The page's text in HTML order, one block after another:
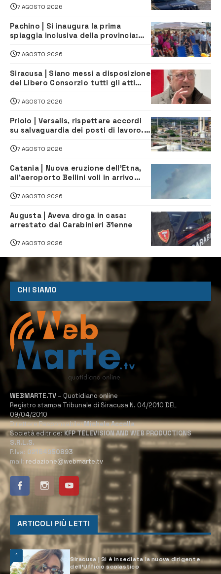
7 AGOSTO 2026
Pachino | Si inaugura la prima
spiaggia inclusiva della provincia:
tutti
7 AGOSTO 2026
Siracusa | Siano messi a disposizione
del Libero Consorzio tutti gli atti
7 AGOSTO 2026
Priolo | Versalis, rispettare accordi
su salvaguardia dei posti di lavoro. Il
7 AGOSTO 2026
Catania | Nuova eruzione dell’Etna,
all’aeroporto Bellini voli in arrivo
7 AGOSTO 2026
Augusta | Aveva droga in casa:
arrestato dai Carabinieri 31enne
7 AGOSTO 2026
CHI SIAMO
WEBMARTE.TV – Quotidiano online
Registro stampa Tribunale di Siracusa N. 04/2010 DEL
09/04/2010
Direttore Responsabile:Michele Accolla
Società editrice:KFP TELEVISION AND WEB PRODUCTIONS
S.R.L.S.
P.Iva: 02184950893
mail: redazione@webmarte.tv
ARTICOLI PIÙ LETTI
1
Siracusa | Si è insediata la nuova dirigente
dell’Ufficio scolastico